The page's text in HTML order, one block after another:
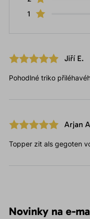
1
Jiří E.
Pohodlné triko
Arjan
Topper zit als gegoten
Novinky na e-